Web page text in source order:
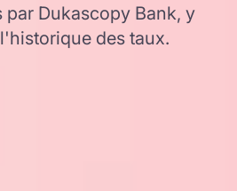
par Dukascopy Bank, y
des taux.